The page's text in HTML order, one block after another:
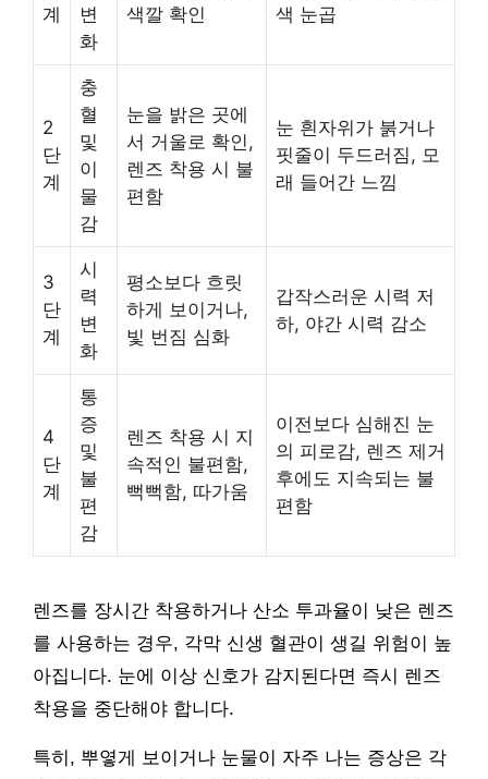
계
변
화
색깔 확인
색 눈곱
2
단
계
충
혈
및
이
물
감
눈을 밝은 곳에
서 거울로 확인,
렌즈 착용 시 불
편함
눈 흰자위가 붉거나
핏줄이 두드러짐, 모
래 들어간 느낌
3
단
계
시
력
변
화
평소보다 흐릿
하게 보이거나,
빛 번짐 심화
갑작스러운 시력 저
하, 야간 시력 감소
4
단
계
통
증
및
불
편
감
렌즈 착용 시 지
속적인 불편함,
뻑뻑함, 따가움
이전보다 심해진 눈
의 피로감, 렌즈 제거
후에도 지속되는 불
편함
렌즈를 장시간 착용하거나 산소 투과율이 낮은 렌즈
를 사용하는 경우, 각막 신생 혈관이 생길 위험이 높
아집니다. 눈에 이상 신호가 감지된다면 즉시 렌즈
착용을 중단해야 합니다.
특히, 뿌옇게 보이거나 눈물이 자주 나는 증상은 각